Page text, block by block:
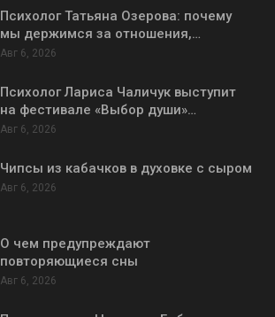
Психолог Татьяна Озерова: почему
мы держимся за отношения,…
Авг 6, 2026
Психолог Лариса Чаличук выступит
на фестивале «Выбор души»…
Авг 6, 2026
Чипсы из кабачков в духовке с сыром
Авг 6, 2026
О чем предупреждают
повторяющиеся сны
Авг 6, 2026